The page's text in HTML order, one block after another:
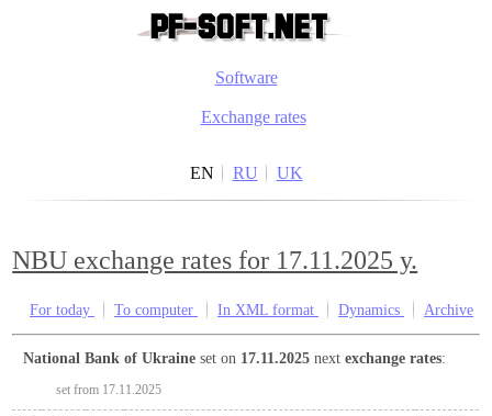
Software
Exchange rates
EN RU UK
NBU exchange rates for 17.11.2025 y.
For today To computer In XML format Dynamics Archive
National Bank of Ukraine set on 17.11.2025 nextexchange rates:
set from 17.11.2025